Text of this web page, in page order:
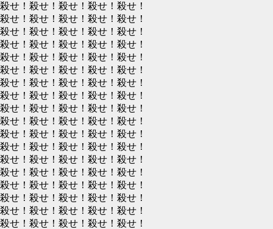
殺せ！殺せ！殺せ！殺せ！殺せ！
殺せ！殺せ！殺せ！殺せ！殺せ！
殺せ！殺せ！殺せ！殺せ！殺せ！
殺せ！殺せ！殺せ！殺せ！殺せ！
殺せ！殺せ！殺せ！殺せ！殺せ！
殺せ！殺せ！殺せ！殺せ！殺せ！
殺せ！殺せ！殺せ！殺せ！殺せ！
殺せ！殺せ！殺せ！殺せ！殺せ！
殺せ！殺せ！殺せ！殺せ！殺せ！
殺せ！殺せ！殺せ！殺せ！殺せ！
殺せ！殺せ！殺せ！殺せ！殺せ！
殺せ！殺せ！殺せ！殺せ！殺せ！
殺せ！殺せ！殺せ！殺せ！殺せ！
殺せ！殺せ！殺せ！殺せ！殺せ！
殺せ！殺せ！殺せ！殺せ！殺せ！
殺せ！殺せ！殺せ！殺せ！殺せ！
殺せ！殺せ！殺せ！殺せ！殺せ！
殺せ！殺せ！殺せ！殺せ！殺せ！